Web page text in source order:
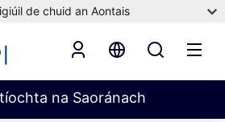
de chuid an Aontais
na Saoránach